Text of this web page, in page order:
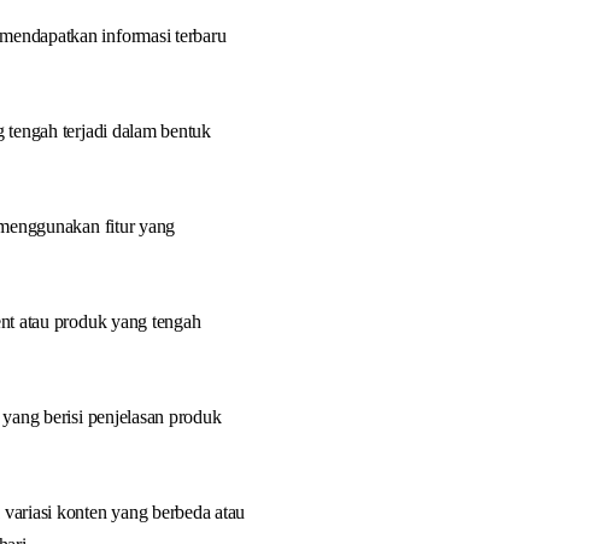
informasi terbaru
terjadi dalam bentuk
fitur yang
atau produk yang tengah
berisi penjelasan produk
konten yang berbeda atau